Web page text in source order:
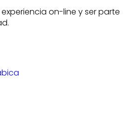
on-line y ser parte